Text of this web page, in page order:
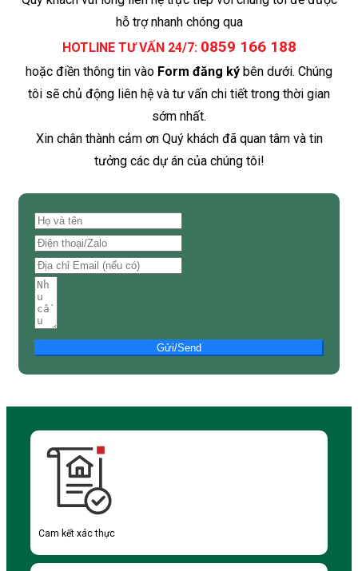
hỗ trợ nhanh chóng qua
HOTLINE TƯ VẤN 24/7: 0859 166 188
hoặc điền thông tin vào Form đăng ký bên dưới. Chúng
tôi sẽ chủ động liên hệ và tư vấn chi tiết trong thời gian
sớm nhất.
Xin chân thành cảm ơn Quý khách đã quan tâm và tin
tưởng các dự án của chúng tôi!
Gửi/Send
Cam kết xác thực